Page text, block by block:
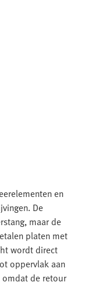
en
De
maar de
platen met
wordt direct
oppervlak aan
omdat de retour